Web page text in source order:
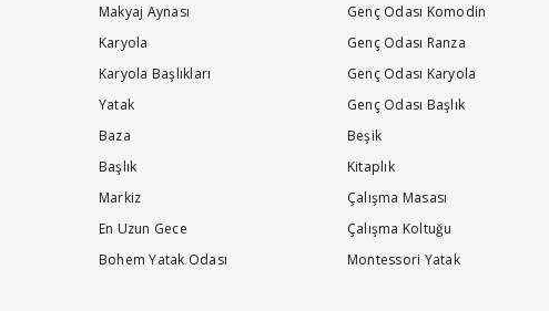
Makyaj Aynası
Karyola
Karyola Başlıkları
Yatak
Baza
Başlık
Markiz
En Uzun Gece
Bohem Yatak Odası
Genç Odası Komodin
Genç Odası Ranza
Genç Odası Karyola
Genç Odası Başlık
Beşik
Kitaplık
Çalışma Masası
Çalışma Koltuğu
Montessori Yatak